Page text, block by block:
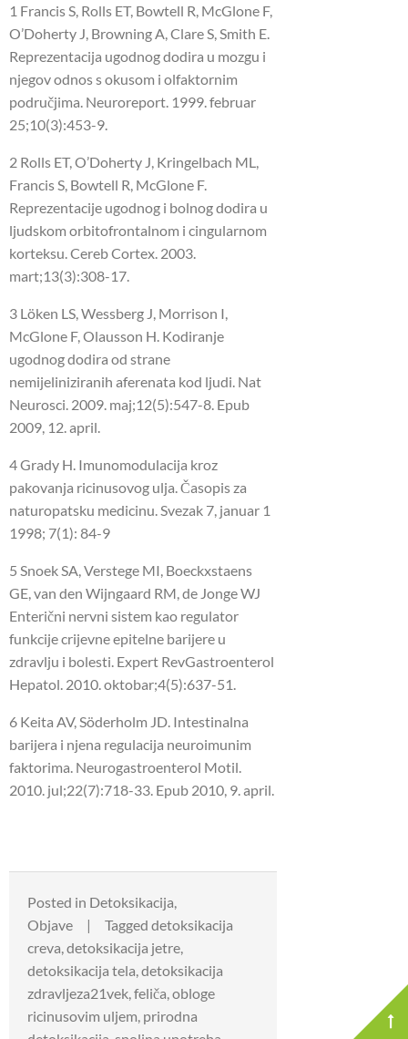
1 Francis S, Rolls ET, Bowtell R, McGlone F,
O’Doherty J, Browning A, Clare S, Smith E.
Reprezentacija ugodnog dodira u mozgu i
njegov odnos s okusom i olfaktornim
područjima. Neuroreport. 1999. februar
25;10(3):453-9.
2 Rolls ET, O’Doherty J, Kringelbach ML,
Francis S, Bowtell R, McGlone F.
Reprezentacije ugodnog i bolnog dodira u
ljudskom orbitofrontalnom i cingularnom
korteksu. Cereb Cortex. 2003.
mart;13(3):308-17.
3 Löken LS, Wessberg J, Morrison I,
McGlone F, Olausson H. Kodiranje
ugodnog dodira od strane
nemijeliniziranih aferenata kod ljudi. Nat
Neurosci. 2009. maj;12(5):547-8. Epub
2009, 12. april.
4 Grady H. Imunomodulacija kroz
pakovanja ricinusovog ulja. Časopis za
naturopatsku medicinu. Svezak 7, januar 1
1998; 7(1): 84-9
5 Snoek SA, Verstege MI, Boeckxstaens
GE, van den Wijngaard RM, de Jonge WJ
Enterični nervni sistem kao regulator
funkcije crijevne epitelne barijere u
zdravlju i bolesti. Expert RevGastroenterol
Hepatol. 2010. oktobar;4(5):637-51.
6 Keita AV, Söderholm JD. Intestinalna
barijera i njena regulacija neuroimunim
faktorima. Neurogastroenterol Motil.
2010. jul;22(7):718-33. Epub 2010, 9. april.
Posted in Detoksikacija
Objave
Tagged detoksikacija
creva detoksikacija jetre
detoksikacija tela detoksikacija
zdravljeza21vek feliča obloge
ricinusovim uljem prirodna